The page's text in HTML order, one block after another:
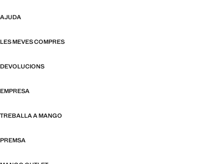
AJUDA
LES MEVES COMPRES
DEVOLUCIONS
EMPRESA
TREBALLA A MANGO
PREMSA